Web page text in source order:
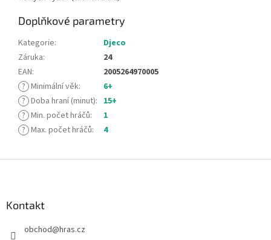
Doplňkové parametry
Kategorie:
Djeco
Záruka:
24
EAN:
2005264970005
? Minimální věk:
6+
? Doba hraní (minut): 15+
? Min. počet hráčů:
1
? Max. počet hráčů: 4
Kontakt
obchod@hras.cz